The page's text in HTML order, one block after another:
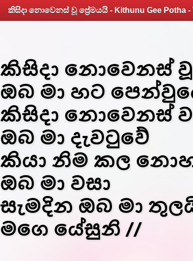
කිසිදා නොවෙනස් වූ ප්‍රේමයයි - Kithunu Gee Potha -
කිසිදා නොවෙනස් වූ
ඔබ මා හට
කිසිදා නොවෙනස්
ඔබ මා දැවටුවේ
කියා නිම කල
ඔබ මා වසා
සැමදින ඔබ මා
මගෙ යේසුනි //